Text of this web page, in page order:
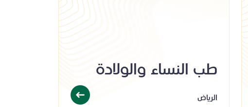
طب النساء والولادة
الرياض